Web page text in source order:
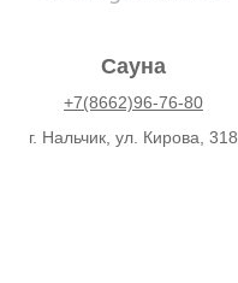
Сауна
+7(8662)96-76-80
г. Нальчик, ул. Кирова, 318